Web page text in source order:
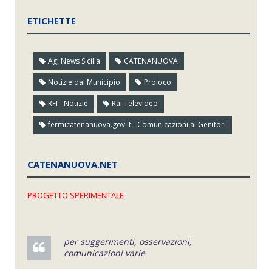
ETICHETTE
Agi News Sicilia CATENANUOVA
Notizie dal Municipio Proloco
RFI - Notizie Rai Televideo
fermicatenanuova.gov.it - Comunicazioni ai Genitori
CATENANUOVA.NET
PROGETTO SPERIMENTALE
per suggerimenti, osservazioni,
comunicazioni varie